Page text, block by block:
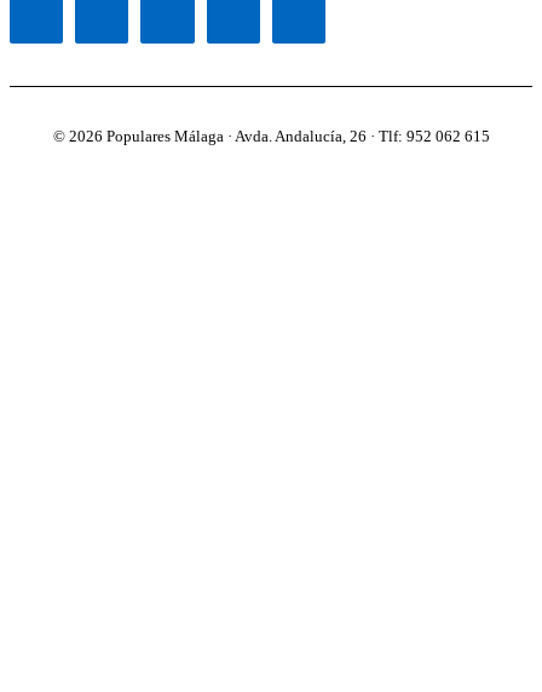
© 2026 Populares Málaga · Avda. Andalucía, 26 · Tlf: 952 062 615